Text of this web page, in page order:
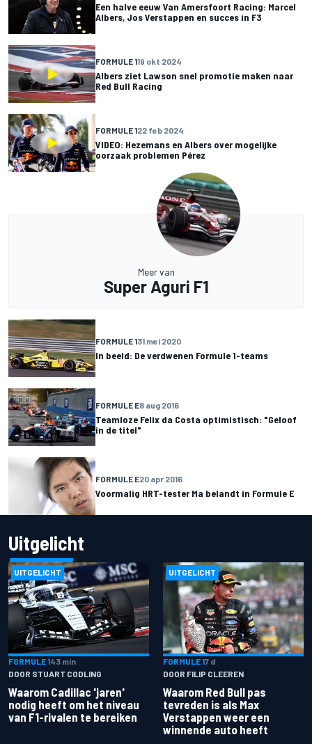
Een halve eeuw Van Amersfoort Racing: Marcel
Albers, Jos Verstappen en succes in F3
FORMULE 119 okt 2024
Albers ziet Lawson snel promotie maken naar
Red Bull Racing
FORMULE 122 feb 2024
VIDEO: Hezemans en Albers over mogelijke
oorzaak problemen Pérez
Meer van
Super Aguri F1
FORMULE 131 mei 2020
In beeld: De verdwenen Formule 1-teams
FORMULE E8 aug 2016
Teamloze Felix da Costa optimistisch: "Geloof
in de titel"
FORMULE E20 apr 2016
Voormalig HRT-tester Ma belandt in Formule E
Uitgelicht
UITGELICHT
FORMULE 143 min
DOOR STUART CODLING
Waarom Cadillac 'jaren'
nodig heeft om het niveau
van F1-rivalen te bereiken
UITGELICHT
FORMULE 17 d
DOOR FILIP CLEEREN
Waarom Red Bull pas
tevreden is als Max
Verstappen weer een
winnende auto heeft